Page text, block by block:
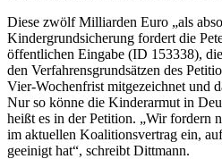
Diese zwölf Milliarden Euro „als
Kindergrundsicherung fordert die
öffentlichen Eingabe (ID 153338),
den Verfahrensgrundsätzen des
Vier-Wochenfrist mitgezeichnet und
Nur so könne die Kinderarmut in
heißt es in der Petition. „Wir fordern
im aktuellen Koalitionsvertrag ein,
geeinigt hat“, schreibt Dittmann.